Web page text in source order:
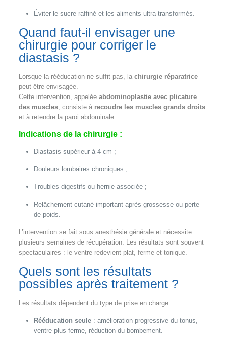
Éviter le sucre raffiné et les aliments ultra-transformés.
Quand faut-il envisager une
chirurgie pour corriger le
diastasis ?
Lorsque la rééducation ne suffit pas, la chirurgie réparatrice
peut être envisagée.
Cette intervention, appelée abdominoplastie avec plicature
des muscles, consiste à recoudre les muscles grands droits
et à retendre la paroi abdominale.
Indications de la chirurgie :
Diastasis supérieur à 4 cm ;
Douleurs lombaires chroniques ;
Troubles digestifs ou hernie associée ;
Relâchement cutané important après grossesse ou perte
de poids.
L’intervention se fait sous anesthésie générale et nécessite
plusieurs semaines de récupération. Les résultats sont souvent
spectaculaires : le ventre redevient plat, ferme et tonique.
Quels sont les résultats
possibles après traitement ?
Les résultats dépendent du type de prise en charge :
Rééducation seule: amélioration progressive du tonus,
ventre plus ferme, réduction du bombement.